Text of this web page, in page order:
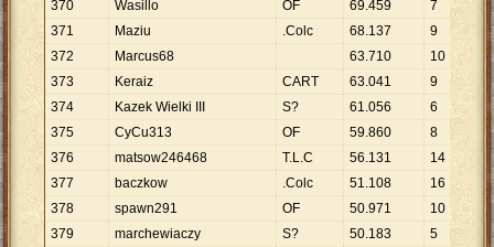
370 Wasillo OF 69.459 7
371
Maziu .Colc 68.137 9 7.
372
Marcus68 63.710 10 6.
373
Keraiz CART 63.041 9
.
374
Kazek Wielki III S? 61.056 6
375
CyCu313 OF 59.860 8 7.
376
matsow246468 T.L.C 56.131 14
.
377
baczkow .Colc 51.108 16 3.
378
spawn291 OF 50.971 10 5
379
marchewiaczy S? 50.183 5